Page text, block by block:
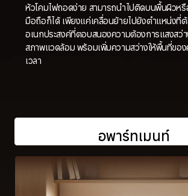
หัวโคมไฟถอดง่าย สามารถนำไปติดบนพื้นผิวหรื
มือถือก็ได้ เพียงแค่เคลื่อนย้ายไปยังตำแหน่งที่
อเนกประสงค์ที่ตอบสนองความต้องการแสงสว่
สภาพแวดล้อม พร้อมเพิ่มความสว่างให้พื้นที่ขอ
เวลา
อพาร์ทเมนท์